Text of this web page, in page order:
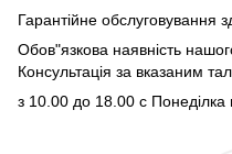
Гарантійне обслуговування
Обов"язкова наявність
Консультація за вказаним
з 10.00 до 18.00 с